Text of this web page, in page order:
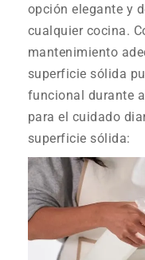
opción elegante y
cualquier cocina.
mantenimiento
superficie sólida
funcional durante
para el cuidado
superficie sólida: